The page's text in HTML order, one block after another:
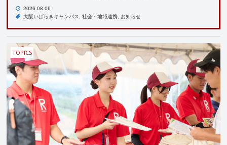
2026.08.06
大阪いばらきキャンパス 社会・地域連携 お知らせ
TOPICS